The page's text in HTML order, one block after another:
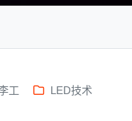
工
LED技术